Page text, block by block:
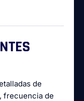
de
frecuencia de